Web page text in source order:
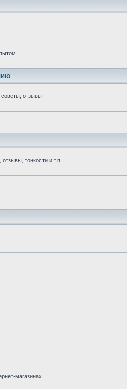
отзывы
тонкости и т.п.
магазинах